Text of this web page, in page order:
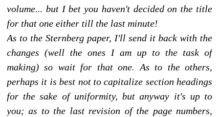
volume... but I bet you haven't decided on the title
for that one either till the last minute!
As to the Sternberg paper, I'll send it back with the
changes (well the ones I am up to the task of
making) so wait for that one. As to the others,
perhaps it is best not to capitalize section headings
for the sake of uniformity, but anyway it's up to
you; as to the last revision of the page numbers,